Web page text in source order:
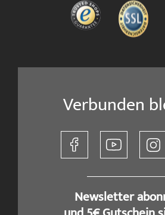
Verbunden
Newsletter